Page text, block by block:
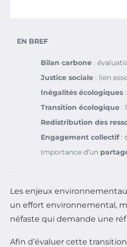
EN BREF
Bilan carbone :
Justice sociale : lien
Inégalités écologiques
Transition écologique :
Redistribution des
Engagement collectif:
Importance d’un
Les enjeux
un effort environnemental,
néfaste qui demande une
Afin d’évaluer cette